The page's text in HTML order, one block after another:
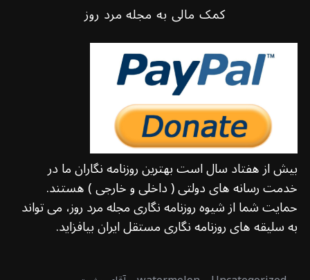
کمک مالی به مجله مرد روز
بیش از هفتاد سال است بهترین روزنامه نگاران ما در
خدمت رسانه های دولتی ( داخلی و خارجی ) هستند.
حمایت شما از شیوه روزنامه نگاری مجله مرد روز، می تواند
به سلیقه های روزنامه نگاری مستقل ایران بیافزاید.